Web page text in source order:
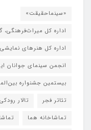
«سینماحقیقت»
اداره کل
اداره کل هنرهای نمایشی
انجمن سینمای جوانان
بیستمین جشنواره
تئاتر فجر
تالار رودکی
تماشاخانه هما